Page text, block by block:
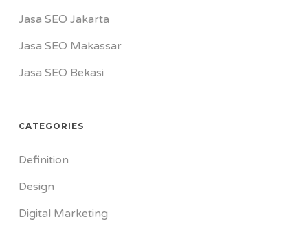
Jasa SEO Jakarta
Jasa SEO Makassar
Jasa SEO Bekasi
CATEGORIES
Definition
Design
Digital Marketing